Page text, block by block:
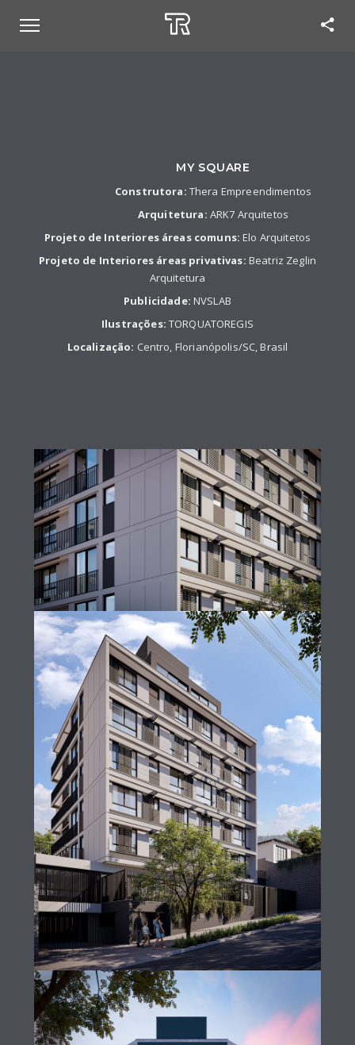
MY SQUARE
Construtora: Thera Empreendimentos
Arquitetura: ARK7 Arquitetos
Projeto de Interiores áreas comuns: Elo Arquitetos
Projeto de Interiores áreas privativas: Beatriz Zeglin
Arquitetura
Publicidade: NVSLAB
Ilustrações: TORQUATOREGIS
Localização: Centro, Florianópolis/SC, Brasil